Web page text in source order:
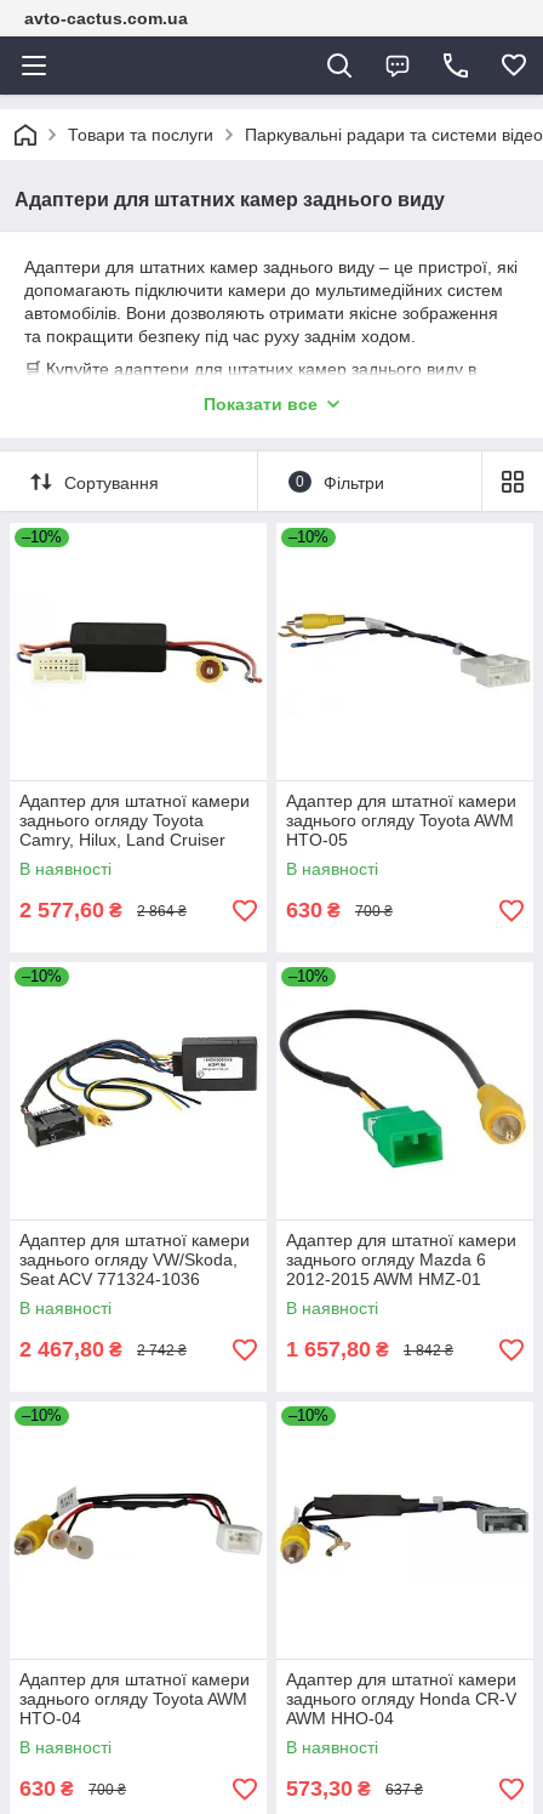
avto-cactus.com.ua
Товари та послуги Паркувальні радари та системи
Адаптери для штатних камер заднього виду
Адаптери для штатних камер заднього виду – це пристрої, які
допомагають підключити камери до мультимедійних систем
автомобілів. Вони дозволяють отримати якісне зображення
та покращити безпеку під час руху заднім ходом.
🛒 Купуйте адаптери для штатних камер заднього виду в
великі знижки! 💰 Вивчіть описи, відгуки та особливості
Швидка доставка по Україні, особливо до Харкова! 🚚 Не
пропустіть можливість придбати адаптери зі знижками!
Показати все
Сортування 0 Фільтри
–10%
Адаптер для штатної камери
заднього огляду Toyota
Camry, Hilux, Land Cruiser
Prado, Subaru Forester AWM
HTO-01
В наявності
2 577,60 ₴ 2 864 ₴
–10%
Адаптер для штатної камери
заднього огляду Toyota AWM
HTO-05
В наявності
630 ₴ 700 ₴
–10%
Адаптер для штатної камери
заднього огляду VW/Skoda,
Seat ACV 771324-1036
В наявності
2 467,80 ₴ 2 742 ₴
–10%
Адаптер для штатної камери
заднього огляду Mazda 6
2012-2015 AWM HMZ-01
В наявності
1 657,80 ₴ 1 842 ₴
–10%
Адаптер для штатної камери
заднього огляду Toyota AWM
HTO-04
В наявності
630 ₴ 700 ₴
–10%
Адаптер для штатної камери
заднього огляду Honda CR-V
AWM HHO-04
В наявності
573,30 ₴ 637 ₴